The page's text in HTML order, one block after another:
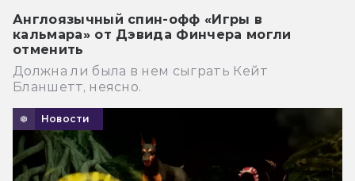
Англоязычный спин-офф «Игры в
кальмара» от Дэвида Финчера могли
отменить
Должна ли была в нем сыграть Кейт
Бланшетт, неясно.
Новости